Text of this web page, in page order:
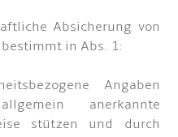
Absicherung von
in Abs. 1:
Angaben
anerkannte
stützen und durch